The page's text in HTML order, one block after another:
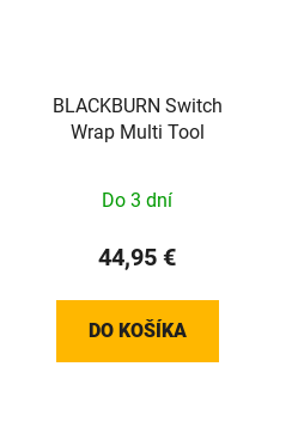
BLACKBURN Switch
Wrap Multi Tool
Do 3 dní
44,95 €
DO KOŠÍKA